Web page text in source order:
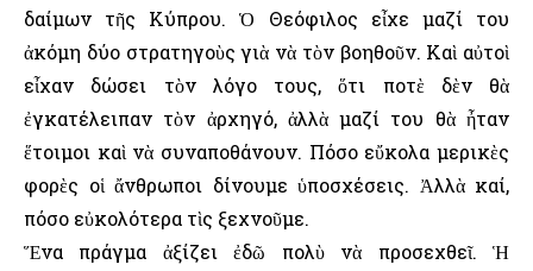
δαίμων τῆς Κύπρου. Ὁ Θεόφιλος εἶχε μαζί του
ἀκόμη δύο στρατηγοὺς γιὰ νὰ τὸν βοηθοῦν. Καὶ αὐτοὶ
εἶχαν δώσει τὸν λόγο τους, ὅτι ποτὲ δὲν θὰ
ἐγκατέλειπαν τὸν ἀρχηγό, ἀλλὰ μαζί του θὰ ἦταν
ἕτοιμοι καὶ νὰ συναποθάνουν. Πόσο εὔκολα μερικὲς
φορὲς οἱ ἄνθρωποι δίνουμε ὑποσχέσεις. Ἀλλὰ καί,
πόσο εὐκολότερα τὶς ξεχνοῦμε.
Ἕνα πράγμα ἀξίζει ἐδῶ πολὺ νὰ προσεχθεῖ. Ἡ